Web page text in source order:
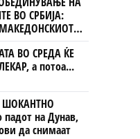
ВО СРБИЈА:
СОЈУЗ
ВО СРЕДА ЌЕ
а потоа...
ШОКАНТНО
на Дунав,
да снимаат